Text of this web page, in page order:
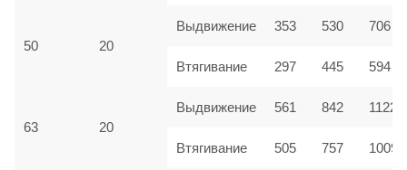
50 20
Выдвижение 353 530 706
Втягивание 297 445 594
63 20
Выдвижение 561 842 1122
Втягивание 505 757 1009